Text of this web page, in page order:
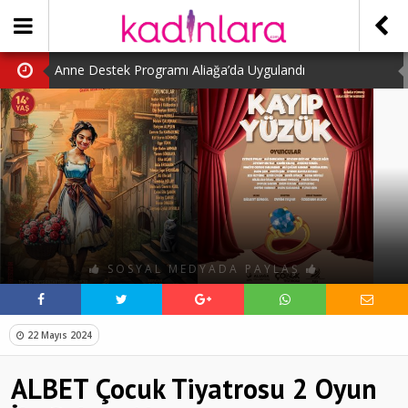
Anne Destek Programı Aliağa’da Uygulandı
Türk Halk Oyunları Topluluğu Büyüledi
Kübra Kuş “Kadınlar Sporda Öncü ve Güçlü”
Çocuklara Özel Kaplumbağa Etkinliği
Kübra Engellilere Umut Oluyor
SOSYAL MEDYADA PAYLAŞ
22 Mayıs 2024
ALBET Çocuk Tiyatrosu 2 Oyun